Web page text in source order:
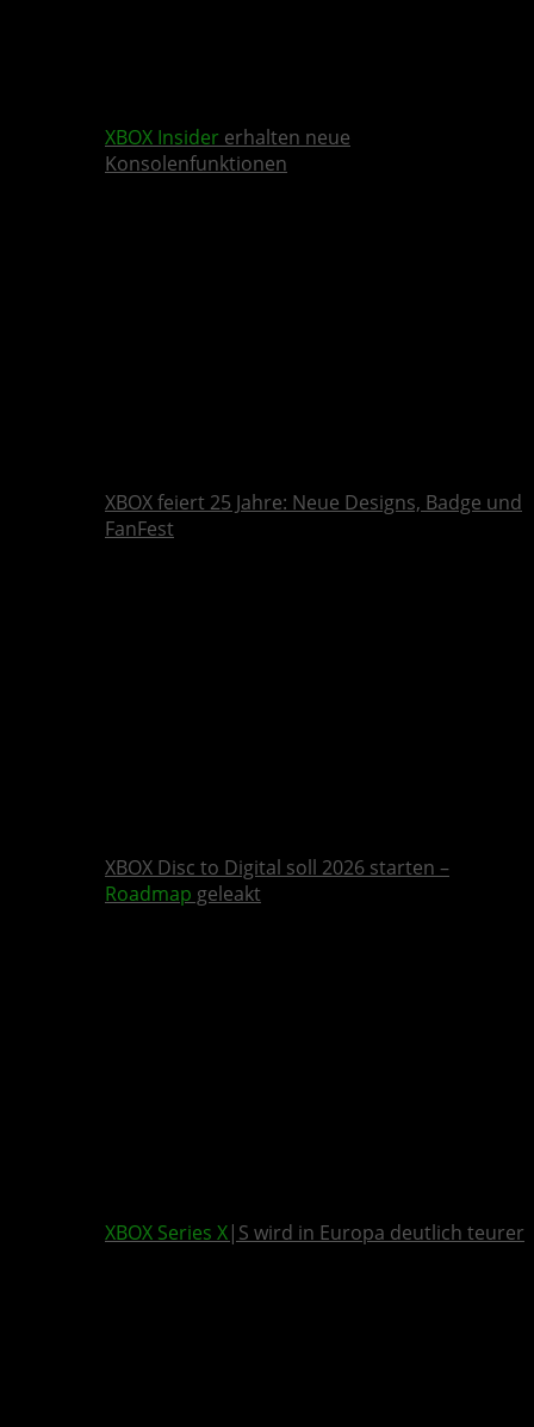
XBOX Insider erhalten neue
Konsolenfunktionen
XBOX feiert 25 Jahre: Neue Designs, Badge und
FanFest
XBOX Disc to Digital soll 2026 starten –
Roadmap geleakt
XBOX Series X|S wird in Europa deutlich teurer